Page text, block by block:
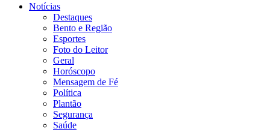
Notícias
Destaques
Bento e Região
Esportes
Foto do Leitor
Geral
Horóscopo
Mensagem de Fé
Política
Plantão
Segurança
Saúde